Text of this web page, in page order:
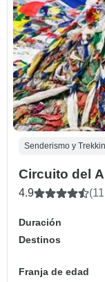
Senderismo y
Circuito del
4.9
Duración
Destinos
Franja de edad